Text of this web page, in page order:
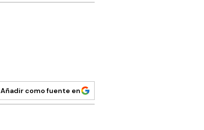
Añadir como fuente en